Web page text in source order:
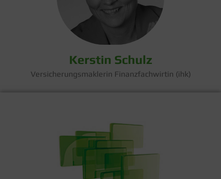
Kerstin Schulz
Versicherungsmaklerin Finanzfachwirtin (ihk)